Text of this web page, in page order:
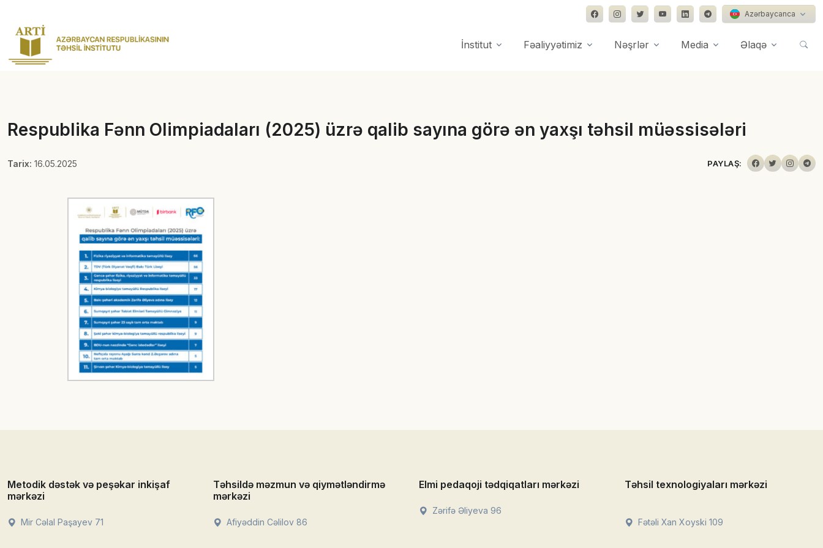
Azərbaycanca
İnstitut Fəaliyyətimiz Nəşrlər Media Əlaqə
Respublika Fənn Olimpiadaları (2025) üzrə qalib sayına görə ən yaxşı təhsil müəssisələri
Tarix: 16.05.2025 PAYLAŞ:
Metodik dəstək və peşəkar inkişaf
mərkəzi
Mir Cəlal Paşayev 71
Təhsildə məzmun və qiymətləndirmə
mərkəzi
Afiyəddin Cəlilov 86
Elmi pedaqoji tədqiqatları mərkəzi
Zərifə Əliyeva 96
Təhsil texnologiyaları mərkəzi
Fətəli Xan Xoyski 109